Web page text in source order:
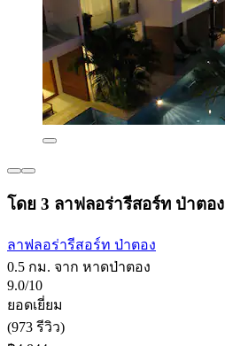
โดย 3 ลาฟลอร่ารีสอร์ท ป่าตอง
ลาฟลอร่ารีสอร์ท ป่าตอง
0.5 กม. จาก หาดป่าตอง
9.0/10
ยอดเยี่ยม
(973 รีวิว)